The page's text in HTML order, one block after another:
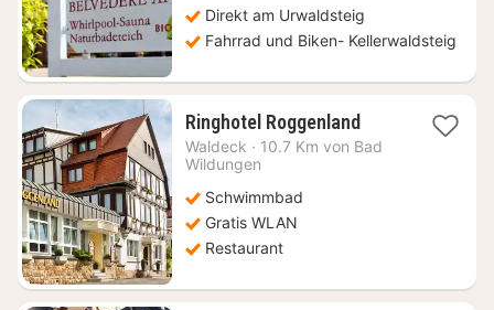
Direkt am Urwaldsteig
Fahrrad und Biken- Kellerwaldsteig
Ringhotel Roggenland1
Nacht
Waldeck · 10.7 Km von Bad
Wildungen
Schwimmbad
Gratis WLAN
Restaurant